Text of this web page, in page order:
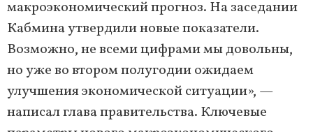
макроэкономический прогноз. На заседании
Кабмина утвердили новые показатели.
Возможно, не всеми цифрами мы довольны,
но уже во втором полугодии ожидаем
улучшения экономической ситуации», —
написал глава правительства. Ключевые